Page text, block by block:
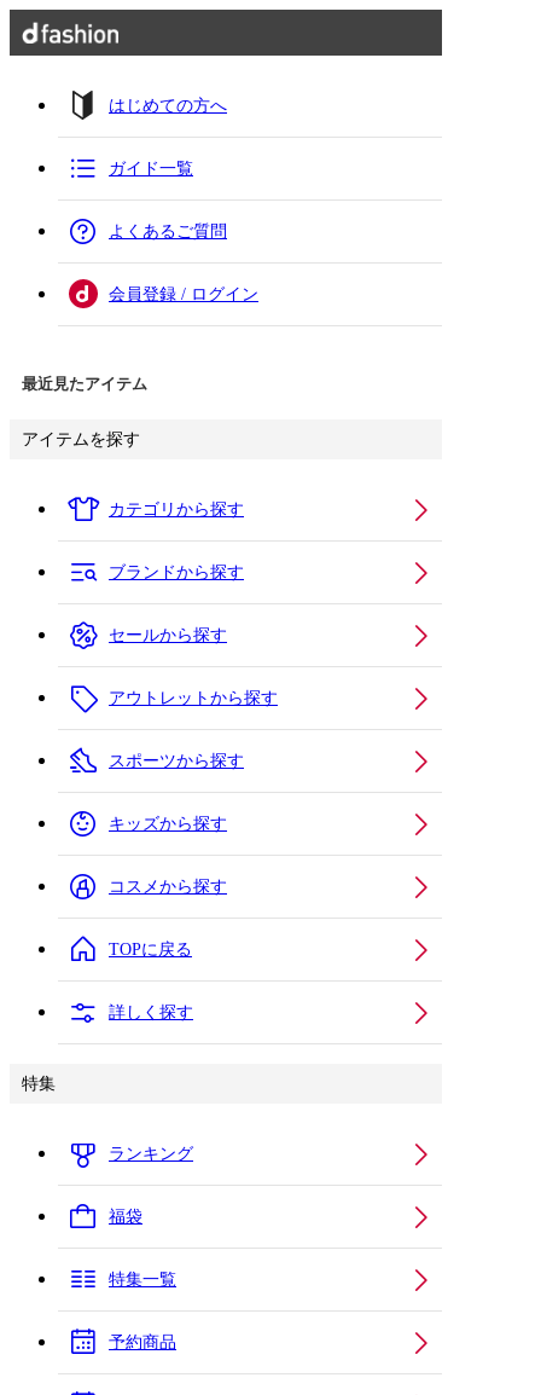
はじめての方へ
ガイド一覧
よくあるご質問
会員登録 / ログイン
最近見たアイテム
アイテムを探す
カテゴリから探す
ブランドから探す
セールから探す
アウトレットから探す
スポーツから探す
キッズから探す
コスメから探す
TOPに戻る
詳しく探す
特集
ランキング
福袋
特集一覧
予約商品